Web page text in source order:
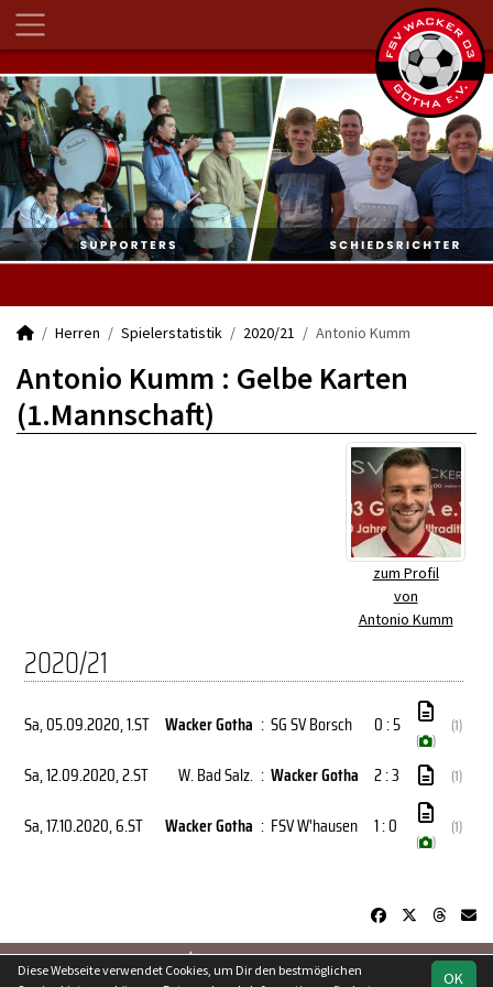
Herren Spielerstatistik 2020/21 Antonio Kumm
Antonio Kumm : Gelbe Karten
(1.Mannschaft)
zum Profil
von
Antonio Kumm
2020/21
Sa, 05.09.2020, 1.ST Wacker Gotha : SG SV Borsch 0 : 5
( )
(1)
Sa, 12.09.2020, 2.ST W. Bad Salz. : Wacker Gotha 2 : 3 (1)
Sa, 17.10.2020, 6.ST Wacker Gotha : FSV W'hausen 1 : 0
( )
(1)
soccero.de
OK
Diese Webseite verwendet Cookies, um Dir den bestmöglichen